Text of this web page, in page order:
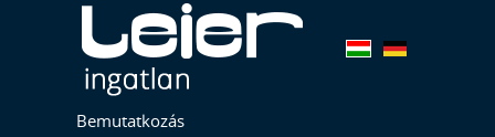
Bemutatkozás